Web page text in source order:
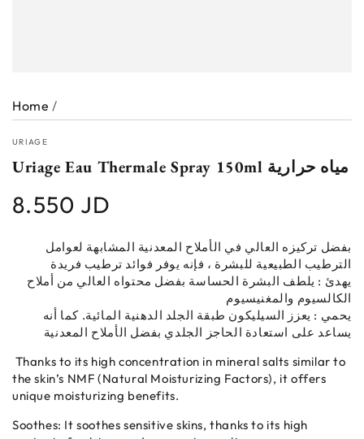
Home /
URIAGE
Uriage Eau Thermale Spray 150ml مياه حرارية
Regular
price
8.550 JD
بفضل تركيزه العالي في الأملاح المعدنية المشابهة لعوامل
الترطيب الطبيعية للبشرة ، فإنه يوفر فوائد ترطيب فريدة
يهدئ : يلطف البشرة الحساسة بفضل محتواه العالي من أملاح
الكالسيوم والمغنيسيوم
يحمي : يعزز السيليكون طبقة الجلد الدهنية المائية. كما أنه
يساعد على استعادة الحاجز الجلدي بفضل الأملاح المعدنية
Thanks to its high concentration in mineral salts similar to
the skin’s NMF (Natural Moisturizing Factors), it offers
unique moisturizing benefits.
Soothes: It soothes sensitive skins, thanks to its high